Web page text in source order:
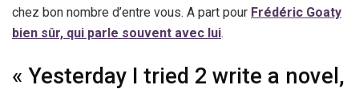
chez bon nombre d’entre vous. A part pour Frédéric Goaty
bien sûr, qui parle souvent avec lui.
« Yesterday I tried 2 write a novel,